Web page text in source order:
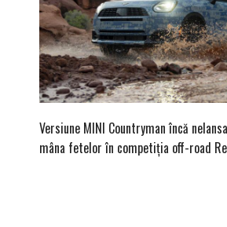
Versiune MINI Countryman încă
mâna fetelor în competiția off-road